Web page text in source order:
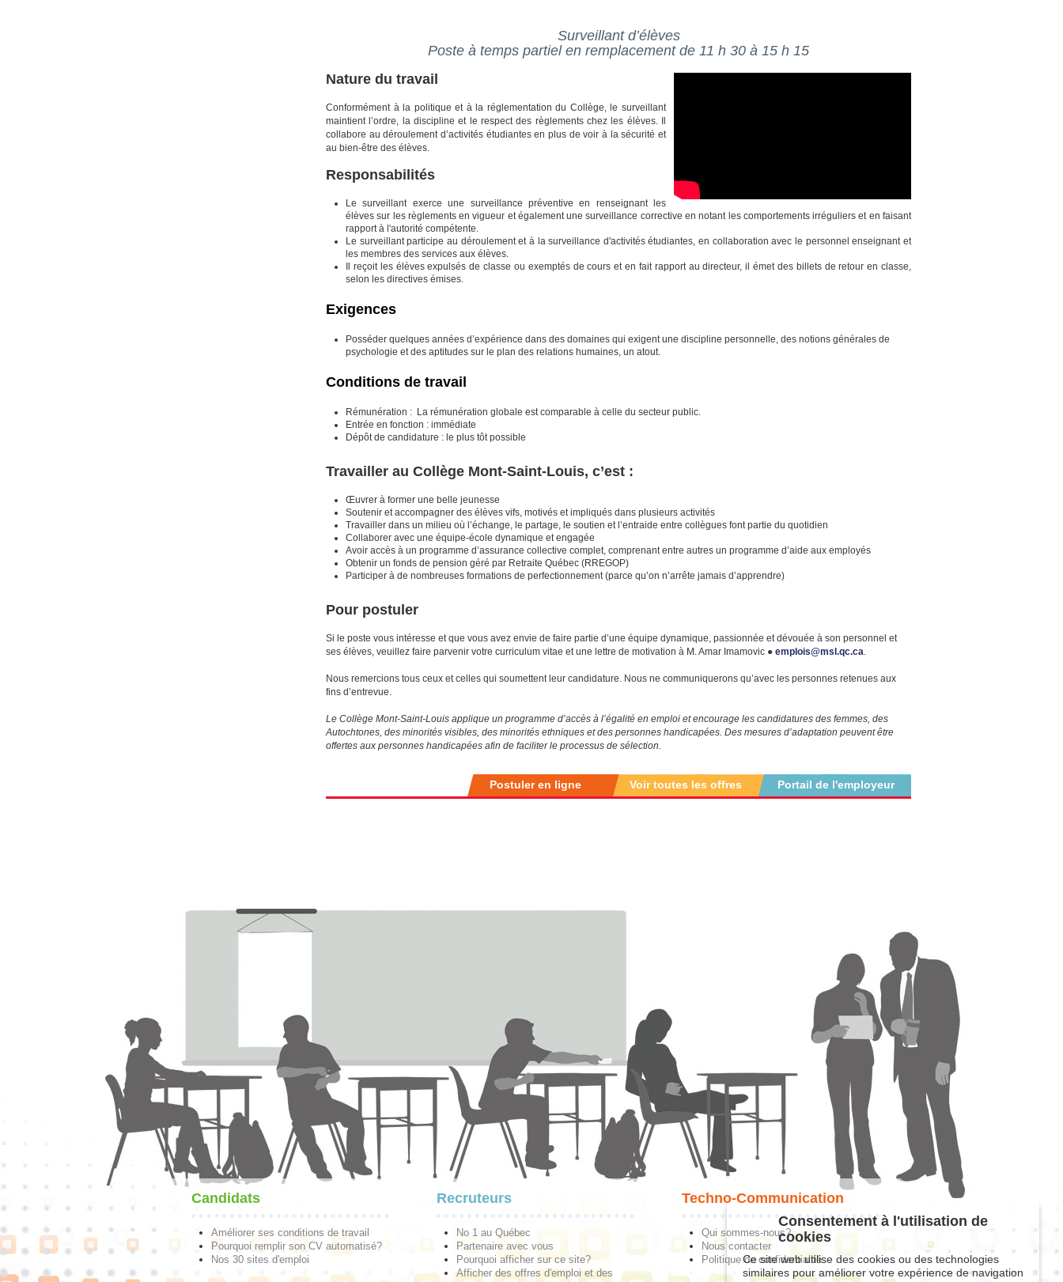
Surveillant d’élèves
Poste à temps partiel en remplacement de 11 h 30 à 15 h 15
Nature du travail
Conformément à la politique et à la réglementation du Collège, le surveillant
maintient l’ordre, la discipline et le respect des règlements chez les élèves. Il
collabore au déroulement d’activités étudiantes en plus de voir à la sécurité et
au bien-être des élèves.
Responsabilités
Le surveillant exerce une surveillance préventive en renseignant les
élèves sur les règlements en vigueur et également une surveillance corrective en notant les comportements irréguliers et en faisant
rapport à l'autorité compétente.
Le surveillant participe au déroulement et à la surveillance d'activités étudiantes, en collaboration avec le personnel enseignant et
les membres des services aux élèves.
Il reçoit les élèves expulsés de classe ou exemptés de cours et en fait rapport au directeur, il émet des billets de retour en classe,
selon les directives émises.
Exigences
Posséder quelques années d’expérience dans des domaines qui exigent une discipline personnelle, des notions générales de
psychologie et des aptitudes sur le plan des relations humaines, un atout.
Conditions de travail
Rémunération : La rémunération globale est comparable à celle du secteur public.
Entrée en fonction : immédiate
Dépôt de candidature : le plus tôt possible
Travailler au Collège Mont-Saint-Louis, c’est :
Œuvrer à former une belle jeunesse
Soutenir et accompagner des élèves vifs, motivés et impliqués dans plusieurs activités
Travailler dans un milieu où l’échange, le partage, le soutien et l’entraide entre collègues font partie du quotidien
Collaborer avec une équipe-école dynamique et engagée
Avoir accès à un programme d’assurance collective complet, comprenant entre autres un programme d’aide aux employés
Obtenir un fonds de pension géré par Retraite Québec (RREGOP)
Participer à de nombreuses formations de perfectionnement (parce qu’on n’arrête jamais d’apprendre)
Pour postuler
Si le poste vous intéresse et que vous avez envie de faire partie d’une équipe dynamique, passionnée et dévouée à son personnel et
ses élèves, veuillez faire parvenir votre curriculum vitae et une lettre de motivation à M. Amar Imamovic ● emplois@msl.qc.ca.
Nous remercions tous ceux et celles qui soumettent leur candidature. Nous ne communiquerons qu’avec les personnes retenues aux
fins d’entrevue.
Le Collège Mont-Saint-Louis applique un programme d’accès à l’égalité en emploi et encourage les candidatures des femmes, des
Autochtones, des minorités visibles, des minorités ethniques et des personnes handicapées. Des mesures d’adaptation peuvent être
offertes aux personnes handicapées afin de faciliter le processus de sélection.
Portail de l'employeur
Voir toutes les offres
Postuler en ligne
Candidats
Améliorer ses conditions de travail
Pourquoi remplir son CV automatisé?
Nos 30 sites d'emploi
Recruteurs
No 1 au Québec
Partenaire avec vous
Pourquoi afficher sur ce site?
Afficher des offres d'emploi et des
Techno-Communication
Qui sommes-nous?
Nous contacter
Politique de confidentialité
Consentement à l'utilisation de
cookies
Ce site web utilise des cookies ou des technologies
similaires pour améliorer votre expérience de navigation